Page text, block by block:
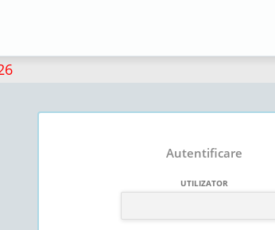
Autentificare
UTILIZATOR